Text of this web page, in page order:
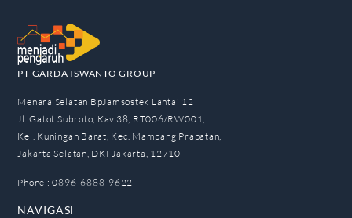
PT GARDA ISWANTO GROUP
Menara Selatan BpJamsostek Lantai 12
Jl. Gatot Subroto, Kav.38, RT006/RW001,
Kel. Kuningan Barat, Kec. Mampang Prapatan,
Jakarta Selatan, DKI Jakarta, 12710
Phone : 0896-6888-9622
NAVIGASI